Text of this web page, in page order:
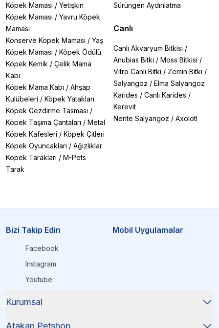
Sıkça Sorulan Sorular
Kedi kumu küreği nasıl olmalı?
Kedinizin kum türüne uygun delik aralığına sahip,
olmalıdır.
En iyi kedi kumu küreği hangisi?
Paslanmaz çelik modeller uzun ömürlüdür, dar aralıklı
kürekler ise ince taneli kumlar için idealdir.
Kedi kumu küreği temizliği nasıl yapılır?
Sıcak su ve sabunla yıkanabilir, dezenfektan spreylerle
hijyen sağlanabilir.
Kapaklı kedi kumu küreği avantajı nedir?
Kullanım sonrası saklama kolaylığı sunar ve hijyenik
ortam sağlar.
kedi kumu küreklerini
keşfetmek için hemen
Köpek Maması / Yetişkin
Köpek Maması / Yavru Köpek
Maması
Konserve Köpek Maması / Yaş
Köpek Maması / Köpek Ödülü
Köpek Kemik / Çelik Mama
Kabı
Köpek Mama Kabı / Ahşap
Kulübeleri / Köpek Yatakları
Köpek Gezdirme Tasması /
Köpek Taşıma Çantaları / Metal
Köpek Kafesleri / Köpek Çitleri
Köpek Oyuncakları / Ağızlıklar
Köpek Tarakları / M-Pets
Tarak
Sürüngen Aydınlatma
Canlı
Canlı Akvaryum Bitkisi /
Anubias Bitki / Moss Bitkisi /
Vitro Canlı Bitki / Zemin Bitki /
Salyangoz / Elma Salyangoz
Karides / Canlı Karides /
Kerevit
Nerite Salyangoz / Axolotl
Bizi Takip Edin
Facebook
Instagram
Youtube
Mobil Uygulamalar
Kurumsal
Atakan Petshop